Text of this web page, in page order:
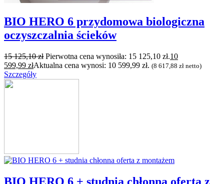
BIO HERO 6 przydomowa biologiczna
oczyszczalnia ścieków
15 125,10zł Pierwotna cena wynosiła: 15 125,10 zł.10
599,99 złAktualna cena wynosi: 10 599,99 zł. (8 617,88 zł netto)
Szczegóły